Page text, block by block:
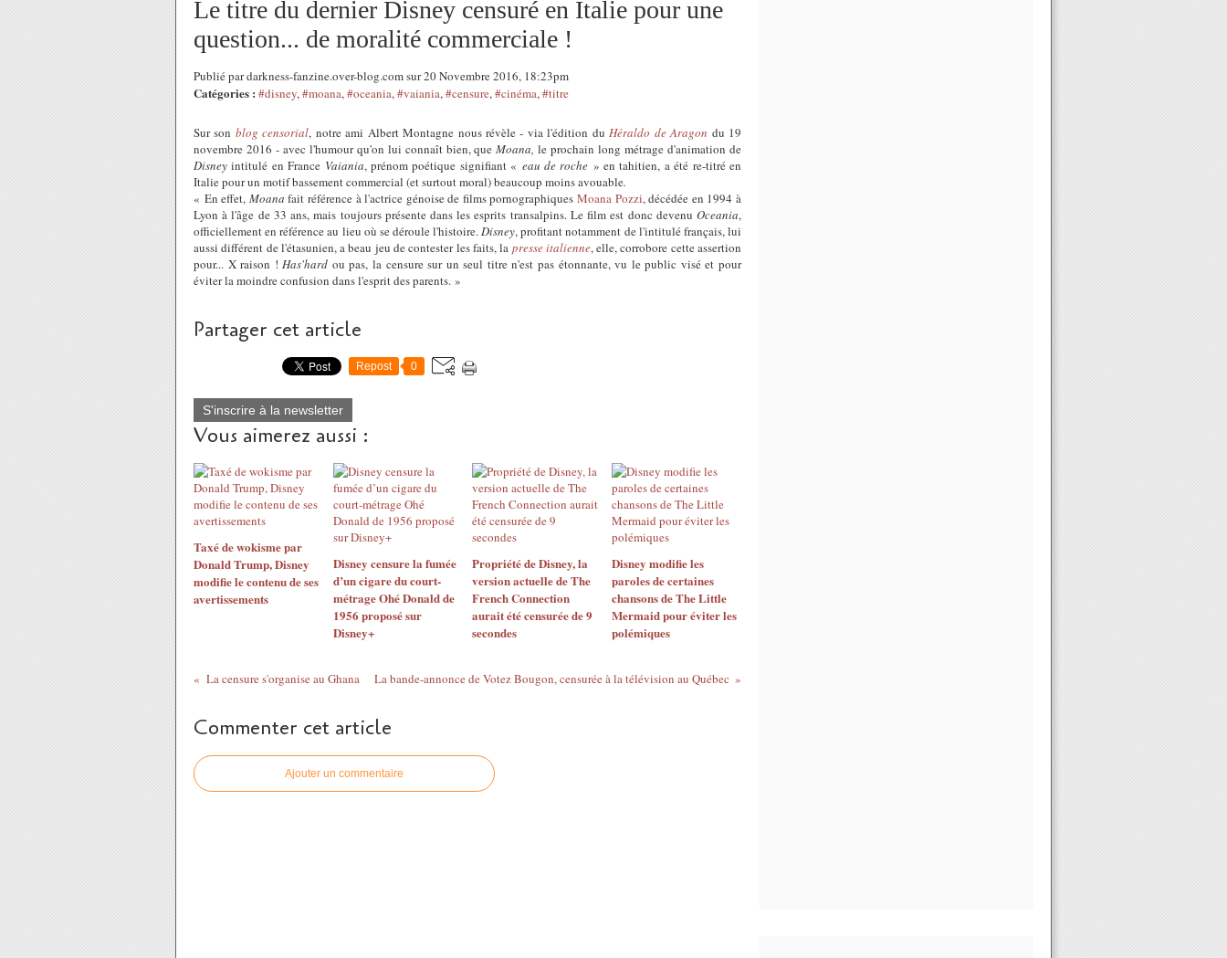
Le titre du dernier Disney censuré en Italie pour une
question... de moralité commerciale !
Publié par darkness-fanzine.over-blog.com sur 20 Novembre 2016, 18:23pm
Catégories : #disney,#moana,#oceania,#vaiania,#censure,#cinéma,#titre
Sur son blog censorial, notre ami Albert Montagne nous révèle - via l'édition duHéraldo de Aragon du 19
novembre 2016 - avec l'humour qu'on lui connaît bien, queMoana, le prochain long métrage d'animation de
Disney intitulé en France Vaiania, prénom poétique signifiant « eau de roche » en tahitien, a été re-titré en
Italie pour un motif bassement commercial (et surtout moral) beaucoup moins avouable.
« En effet, Moana fait référence à l'actrice génoise de films pornographiquesMoana Pozzi,décédée en 1994 à
Lyon à l'âge de 33 ans, mais toujours présente dans les esprits transalpins. Le film est donc devenu Oceania,
officiellement en référence au lieu où se déroule l'histoire.Disney, profitant notamment de l'intitulé français, lui
aussi différent de l'étasunien, a beau jeu de contester les faits, la presse italienne, elle, corrobore cette assertion
pour... X raison !Has'hard ou pas, la censure sur un seul titre n'est pas étonnante, vu le public visé et pour
éviter la moindre confusion dans l'esprit des parents. »
Partager cet article
Repost 0
S'inscrire à la newsletter
Vous aimerez aussi :
Taxé de wokisme par
Donald Trump, Disney
modifie le contenu de ses
avertissements
Disney censure la fumée
d’un cigare du court-
métrage Ohé Donald de
1956 proposé sur
Disney+
Propriété de Disney, la
version actuelle de The
French Connection
aurait été censurée de 9
secondes
Disney modifie les
paroles de certaines
chansons de The Little
Mermaid pour éviter les
polémiques
La censure s'organise au Ghana La bande-annonce de Votez Bougon, censurée à la télévision au Québec
Commenter cet article
Ajouter un commentaire